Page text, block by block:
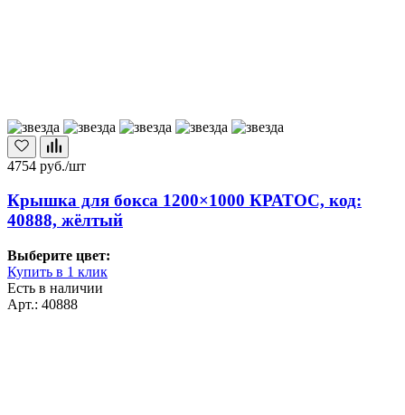
4754 руб./шт
Крышка для бокса 1200×1000 КРАТОС, код:
40888, жёлтый
Выберите цвет:
Купить в 1 клик
Есть в наличии
Арт.: 40888